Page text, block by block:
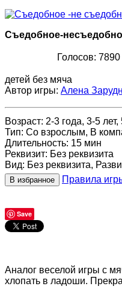
Съедобное-
Голосов: 7890
детей без мяча
Автор игры: Алена
Возраст: 2-3 года, 3-5 лет,
Тип: Со взрослым, В
Длительность: 15 мин
Реквизит: Без реквизита
Вид: Без реквизита,
В избранное Правила
Save
Аналог веселой игры с
хлопать в ладоши.